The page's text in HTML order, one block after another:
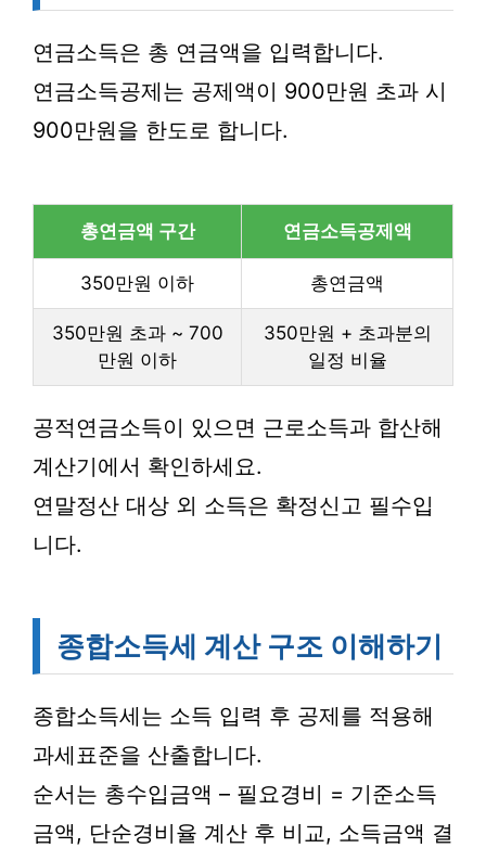
연금소득은 총 연금액을 입력합니다.
연금소득공제는 공제액이 900만원 초과 시
900만원을 한도로 합니다.
총연금액 구간 연금소득공제액
350만원 이하 총연금액
350만원 초과 ~ 700
만원 이하
350만원 + 초과분의
일정 비율
공적연금소득이 있으면 근로소득과 합산해
계산기에서 확인하세요.
연말정산 대상 외 소득은 확정신고 필수입
니다.
종합소득세 계산 구조 이해하기
종합소득세는 소득 입력 후 공제를 적용해
과세표준을 산출합니다.
순서는 총수입금액 – 필요경비 = 기준소득
금액, 단순경비율 계산 후 비교, 소득금액 결